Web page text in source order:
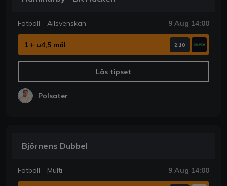
Fotboll - Allsvenskan 9 Aug 14:00
1 + u4,5 mål 2.10
Läs tipset
Polsater
Björnens Dubbel
Fotboll - Multi 9 Aug 14:00